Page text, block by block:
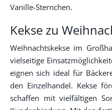
Vanille-Sternchen.
Kekse zu
Weihnachtskekse im
vielseitige
eignen sich ideal für
den Einzelhandel. Kekse
schaffen mit vielfältigen